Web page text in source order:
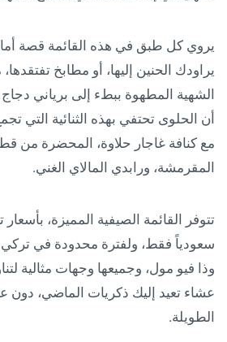
يروي كل طبق في هذه القائمة قصة
يراودك الحنين إليها، أو مطابخ
الشهية المطهوة ببطء إلى برياني دجاج
أن الحلوى تحتفي بهذه الثنائية التي تجمع
مع كنافة غاجار حلاوة، المحضرة من
المقرمشة، ورابدي المالاي الغني.
سعودياً فقط، ولفترة محدودة في
وذا فيو مول، وجميعها وجهات مثالية
عشاء تعيد إليك ذكريات الماضي، دون
الطويلة.